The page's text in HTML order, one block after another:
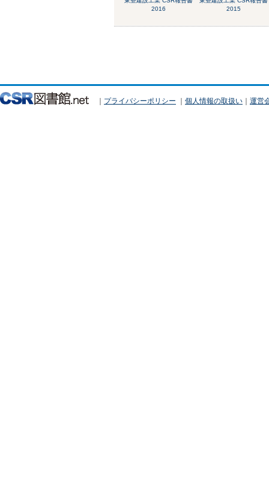
2016
2015
｜ プライバシーポリシー ｜ 個人情報の取扱い ｜ 運営